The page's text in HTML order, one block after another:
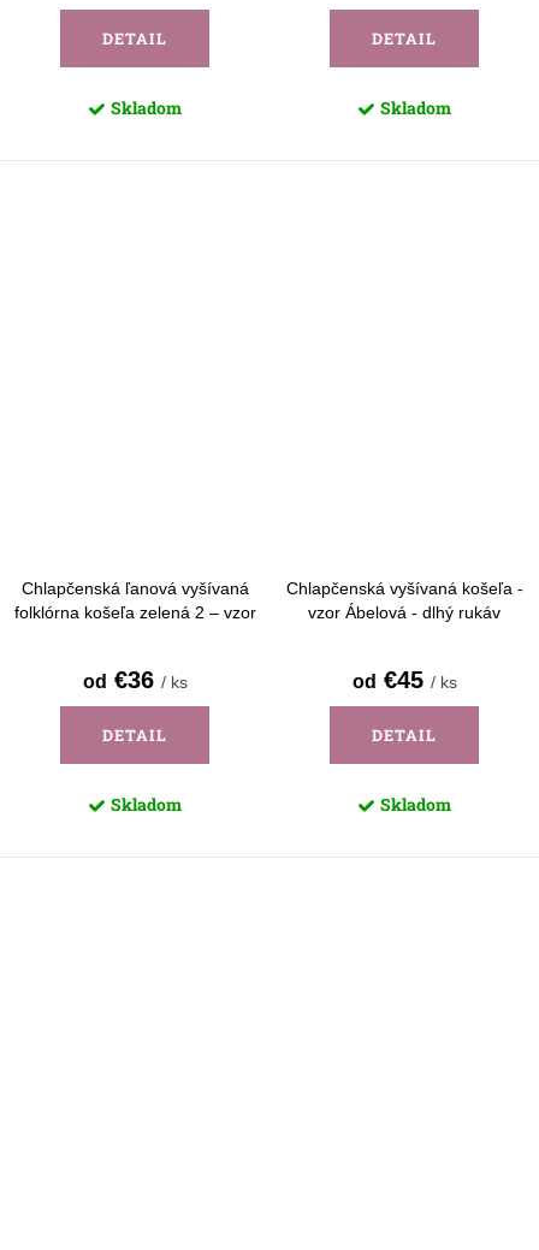
DETAIL
Skladom
DETAIL
Skladom
Chlapčenská ľanová vyšívaná
folklórna košeľa zelená 2 – vzor
od €36 / ks
DETAIL
Skladom
Chlapčenská vyšívaná košeľa -
vzor Ábelová - dlhý rukáv
od €45 / ks
DETAIL
Skladom